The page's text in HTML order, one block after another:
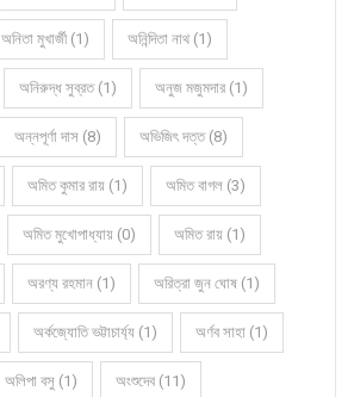
অনিতা মুখার্জী (1) অনিন্দিতা নাথ (1)
অনিরুদ্ধ সুব্রত (1) অনুজ মজুমদার (1)
অন্নপূর্ণা দাস (8) অভিজিৎ দত্ত (8)
অমিত কুমার রায় (1) অমিত বাগল (3)
অমিত মুখোপাধ্যায় (0) অমিত রায় (1)
অরণ্য রহমান (1) অরিত্রা জুন ঘোষ (1)
অর্কজ্যোতি ভট্টাচার্য্য (1) অর্ণব সাহা (1)
অলিপা বসু (1) অংশুদেব (11)